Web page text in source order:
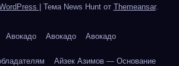
Тема News Hunt от Themeansar.
Авокадо Авокадо Авокадо
Айзек Азимов — Основание